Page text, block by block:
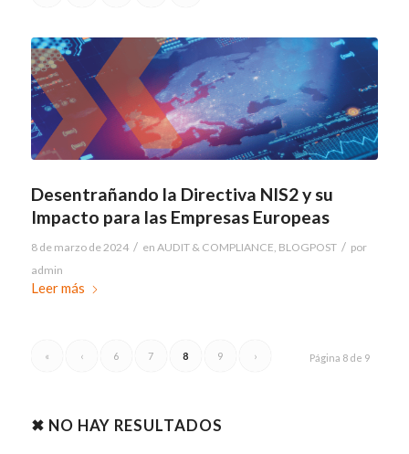
Desentrañando la Directiva NIS2 y su
Impacto para las Empresas Europeas
8 de marzo de 2024 / en AUDIT & COMPLIANCE BLOGPOST / por
admin
Leer más
Página 8 de 9
« ‹ 6 7 8 9 ›
✖ NO HAY RESULTADOS